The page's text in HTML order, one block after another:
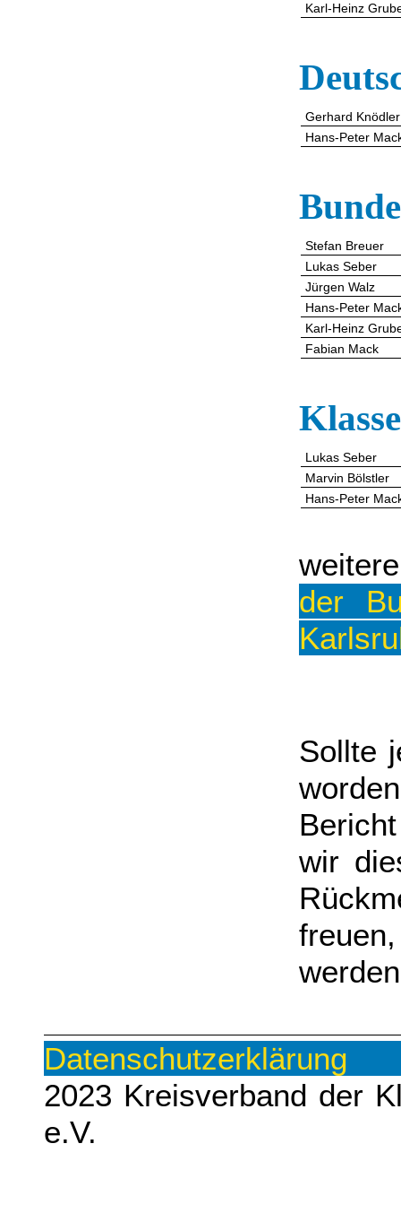
Karl-Heinz
Gerhard Knödler
Hans-Peter
Stefan Breuer
Lukas Seber
Jürgen Walz
Hans-Peter
Karl-Heinz
Fabian Mack
Lukas Seber
Marvin Bölstler
Hans-Peter
der
Sollte
wir
2023 Kreisverband der
e.V.